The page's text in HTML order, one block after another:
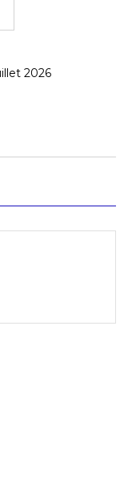
2026